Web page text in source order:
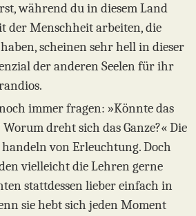
während du in diesem Land
der Menschheit arbeiten, die
scheinen sehr hell in dieser
der anderen Seelen für ihr
immer fragen: »Könnte das
dreht sich das Ganze?« Die
von Erleuchtung. Doch
vielleicht die Lehren gerne
stattdessen lieber einfach in
sie hebt sich jeden Moment